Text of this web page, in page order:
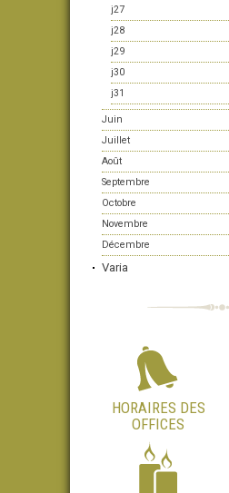
j27
j28
j29
j30
j31
Juin
Juillet
Août
Septembre
Octobre
Novembre
Décembre
Varia
HORAIRES DES
OFFICES